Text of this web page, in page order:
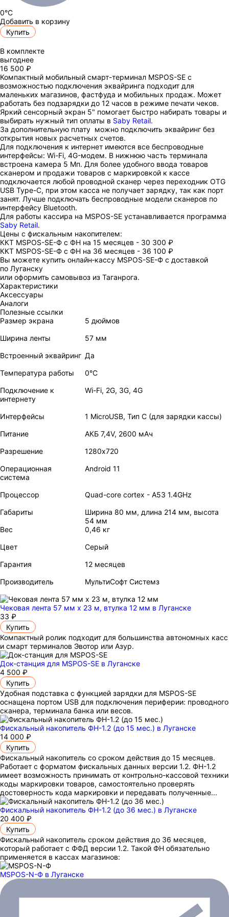
0°C
Добавить в корзину
Купить
В комплекте
выгоднее
16 500 ₽
Компактный мобильный смарт-терминал MSPOS-SE с
возможностью подключения эквайринга подходит для
маленьких магазинов, фастфуда и мобильных продаж. Может
работать без подзарядки до 12 часов в режиме печати чеков.
Яркий сенсорный экран 5" помогает быстро набирать товары и
выбирать нужный тип оплаты в Saby Retail.
За дополнительную плату можно подключить эквайринг без
открытия новых расчетных счетов.
Для подключения к интернет имеются все беспроводные
интерфейсы: Wi-Fi, 4G-модем. В нижнюю часть терминала
встроена камера 5 Мп. Для более удобного ввода товаров
сканером и продажи товаров с маркировкой к кассе
подключается любой проводной сканер через переходник OTG
USB Type-С, при этом касса не получает зарядку, так как порт
занят. Лучше подключать беспроводные модели сканеров по
интерфейсу Bluetooth.
Для работы кассира на MSPOS-SЕ устанавливается программа
Saby Retail.
Цены с фискальным накопителем:
ККТ MSPOS-SE-Ф с ФН на 15 месяцев - 30 300 ₽
ККТ MSPOS-SE-Ф с ФН на 36 месяцев - 36 100 ₽
Вы можете купить онлайн‑кассу MSPOS-SE-Ф с доставкой
по Луганску
или оформить самовывоз из Таганрога.
Характеристики
Аксессуары
Аналоги
Полезные ссылки
Размер экрана
5 дюймов
Ширина ленты
57 мм
Встроенный эквайринг Да
Температура работы
0°C
Подключение к
интернету
Wi-Fi, 2G, 3G, 4G
Интерфейсы
1 MicroUSB, Тип C (для зарядки кассы)
Питание
АКБ 7,4V, 2600 мАч
Разрешение
1280х720
Операционная
система
Android 11
Процессор
Quad-core cortex - A53 1.4GHz
Габариты
Ширина 80 мм, длина 214 мм, высота
54 мм
Вес
0,46 кг
Цвет
Серый
Гарантия
12 месяцев
Производитель
МультиСофт Системз
Чековая лента 57 мм x 23 м, втулка 12 мм в Луганске
33 ₽
Купить
Компактный ролик подходит для большинства автономных касс
и смарт терминалов Эвотор или Азур.
Док-станция для MSPOS-SE в Луганске
4 500 ₽
Купить
Удобная подставка с функцией зарядки для MSPOS-SE
оснащена портом USB для подключения периферии: проводного
сканера, терминала банка или весов.
Фискальный накопитель ФН-1.2 (до 15 мес.) в Луганске
14 000 ₽
Купить
Фискальный накопитель cо сроком действия до 15 месяцев.
Работает с форматом фискальных данных версии 1.2. ФН-1.2
имеет возможность принимать от контрольно-кассовой техники
коды маркировки товаров, самостоятельно проверять
достоверность кода маркировки и передавать полученные...
Фискальный накопитель ФН-1.2 (до 36 мес.) в Луганске
20 400 ₽
Купить
Фискальный накопитель сроком действия до 36 месяцев,
который работает с ФФД версии 1.2. Такой ФН обязательно
применяется в кассах магазинов:
MSPOS-N-Ф в Луганске